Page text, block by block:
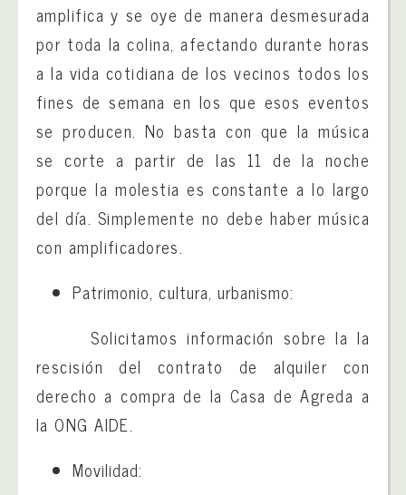
amplifica y se oye de manera desmesurada
por toda la colina, afectando durante horas
a la vida cotidiana de los vecinos todos los
fines de semana en los que esos eventos
se producen. No basta con que la música
se corte a partir de las 11 de la noche
porque la molestia es constante a lo largo
del día. Simplemente no debe haber música
con amplificadores.
Patrimonio, cultura, urbanismo:
Solicitamos información sobre la la
rescisión del contrato de alquiler con
derecho a compra de la Casa de Agreda a
la ONG AIDE.
Movilidad: